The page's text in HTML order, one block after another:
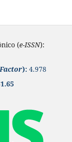
(e-ISSN):
):4.978